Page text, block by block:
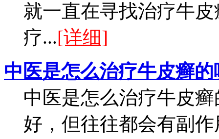
就一直在寻找治疗牛
疗...[详细]
中医是怎么治疗牛皮癣的
中医是怎么治疗牛皮
好，但往往都会有副